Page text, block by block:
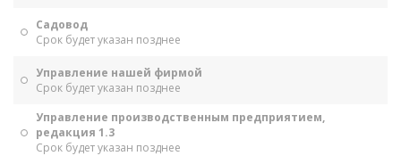
Садовод
Срок будет указан позднее
Управление нашей фирмой
Срок будет указан позднее
Управление производственным предприятием,
редакция 1.3
Срок будет указан позднее